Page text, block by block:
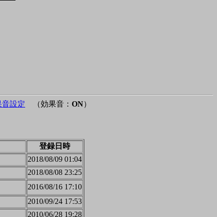
設定 （効果音： ON）
登録日時
2018/08/09 01:04
2018/08/08 23:25
2016/08/16 17:10
2010/09/24 17:53
2010/06/28 19:28